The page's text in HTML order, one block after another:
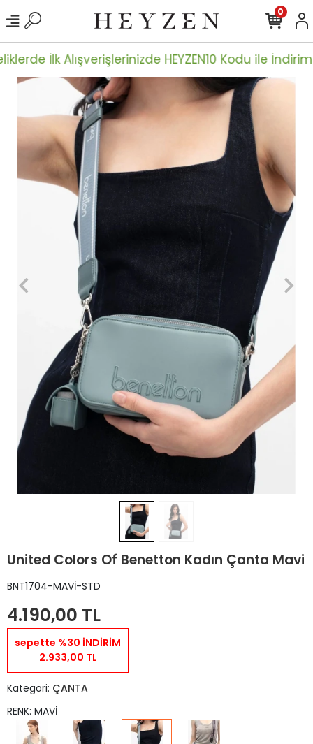
İlk Alışverişlerinizde HEYZEN10 Kodu ile
0
United Colors Of Benetton Kadın Çanta Mavi
BNT1704-MAVİ-STD
4.190,00 TL
sepette %30 İNDİRİM
2.933,00 TL
Kategori: ÇANTA
RENK: MAVİ